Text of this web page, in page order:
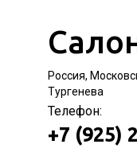
Россия,
Тургенева
Телефон:
+7 (925)